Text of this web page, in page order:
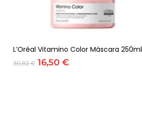
Adicionar
L’Oréal Vitamino Color Máscara 250ml
30,82€ O
16,50 €O